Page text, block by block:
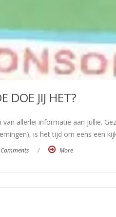
DOE JIJ HET?
allerlei informatie aan jullie.
is het tijd om eens een
/ More